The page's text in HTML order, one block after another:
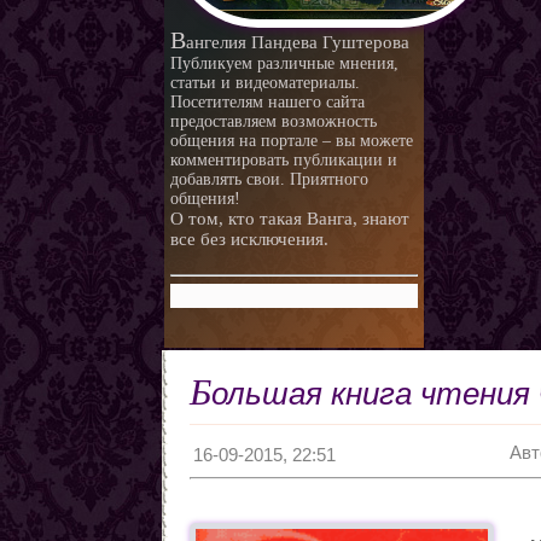
любви.
Любовная ворожба народов
мира
Магия и красота
Приворотные зелья
Как приготовить
Сексуальные напитки
Законы кармы
Знаки кармы
Молитвы
партнера
по знаку Зодиака.
Романтические приметы
Виды Гадания и правила
Хиромантия
О действии приворота
Любовные привороты
Вангелия Пандева Гуштерова
Публикуем различные мнения,
статьи и видеоматериалы.
Посетителям нашего сайта
предоставляем возможность
общения на портале – вы можете
комментировать публикации и
добавлять свои. Приятного
общения!
О том, кто такая Ванга, знают
все без исключения.
Большая книга чтения
16-09-2015, 22:51